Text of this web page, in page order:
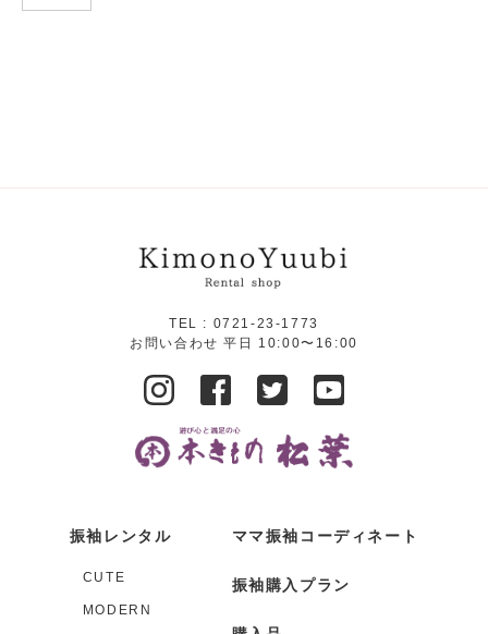
TEL : 0721-23-1773
お問い合わせ 平日 10:00〜16:00
振袖レンタル
CUTE
MODERN
ママ振袖コーディネート
振袖購入プラン